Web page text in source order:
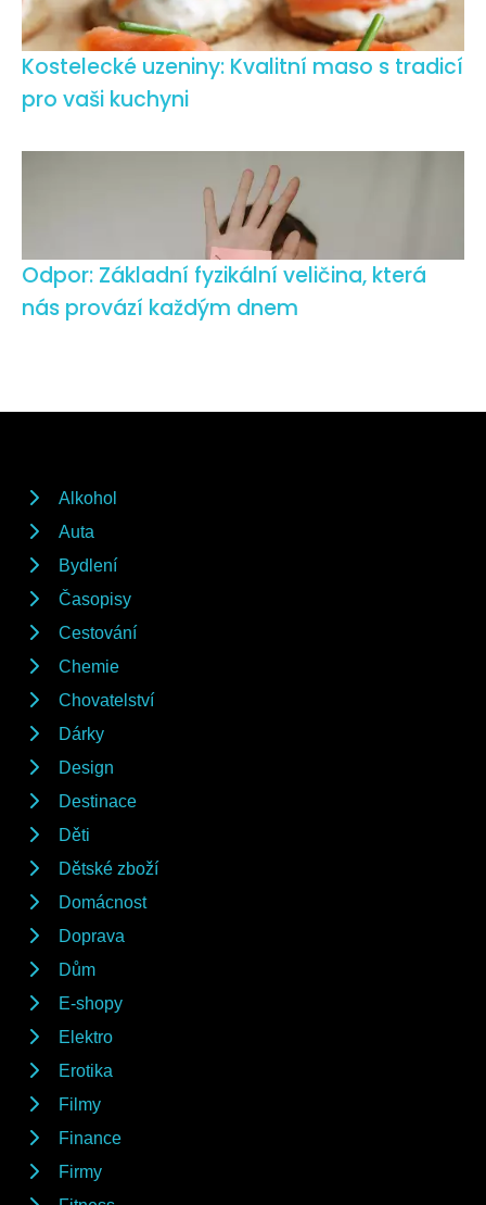
Kostelecké uzeniny: Kvalitní maso s tradicí
pro vaši kuchyni
Odpor: Základní fyzikální veličina, která
nás provází každým dnem
Alkohol
Auta
Bydlení
Časopisy
Cestování
Chemie
Chovatelství
Dárky
Design
Destinace
Děti
Dětské zboží
Domácnost
Doprava
Dům
E-shopy
Elektro
Erotika
Filmy
Finance
Firmy